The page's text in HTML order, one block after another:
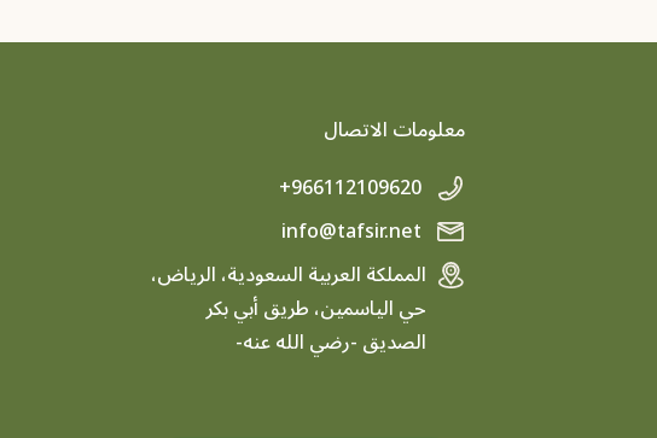
معلومات الاتصال
+966112109620
المملكة العربية السعودية، الرياض،
حي الياسمين، طريق أبي بكر
الصديق -رضي الله عنه-